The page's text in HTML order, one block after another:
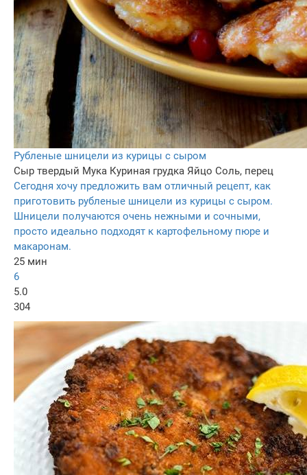
Рубленые шницели из курицы с сыром
Сыр твердый Мука Куриная грудка Яйцо Соль, перец
Сегодня хочу предложить вам отличный рецепт, как
приготовить рубленые шницели из курицы с сыром.
Шницели получаются очень нежными и сочными,
просто идеально подходят к картофельному пюре и
макаронам.
25 мин
6
5.0
304